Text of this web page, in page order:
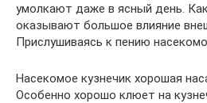
умолкают даже в ясный день.
оказывают большое влияние
Прислушиваясь к пению
Насекомое кузнечик хорошая
Особенно хорошо клюет на